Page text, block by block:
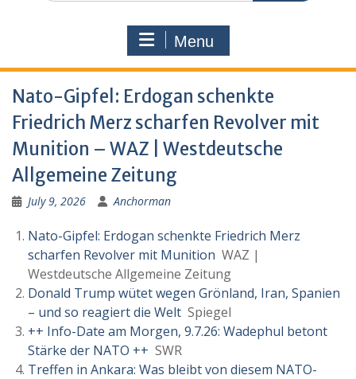
Menu
Nato-Gipfel: Erdogan schenkte
Friedrich Merz scharfen Revolver mit
Munition – WAZ | Westdeutsche
Allgemeine Zeitung
July 9, 2026 Anchorman
Nato-Gipfel: Erdogan schenkte Friedrich Merz
scharfen Revolver mit Munition WAZ |
Westdeutsche Allgemeine Zeitung
Donald Trump wütet wegen Grönland, Iran, Spanien
– und so reagiert die Welt Spiegel
++ Info-Date am Morgen, 9.7.26: Wadephul betont
Stärke der NATO ++ SWR
Treffen in Ankara: Was bleibt von diesem NATO-